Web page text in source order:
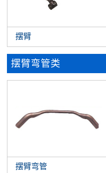
摆臂
摆臂弯管类
摆臂弯管